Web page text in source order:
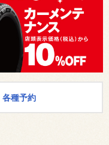
各種予約